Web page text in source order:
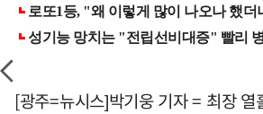
[광주=뉴시스]박기웅 기자 = 최장